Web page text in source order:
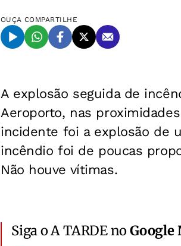
OUÇA COMPARTILHE
A explosão seguida de
Aeroporto, nas
incidente foi a explosão de
incêndio foi de poucas
Não houve vítimas.
Siga o A TARDE noGoogle